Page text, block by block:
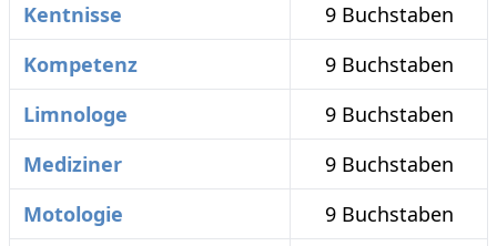
Kentnisse
9 Buchstaben
Kompetenz
9 Buchstaben
Limnologe
9 Buchstaben
Mediziner
9 Buchstaben
Motologie
9 Buchstaben